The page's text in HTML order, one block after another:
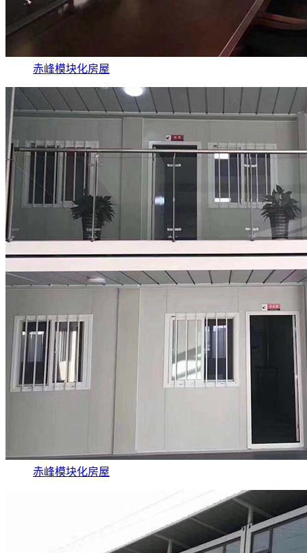
赤峰模块化房屋
赤峰模块化房屋